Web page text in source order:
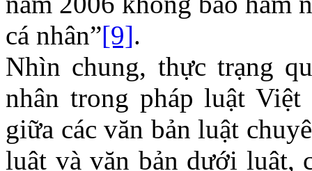
cá nhân”[9].
Nhìn chung, thực trạng
nhân trong pháp luật
giữa các văn bản luật
luật và văn bản dưới luật,